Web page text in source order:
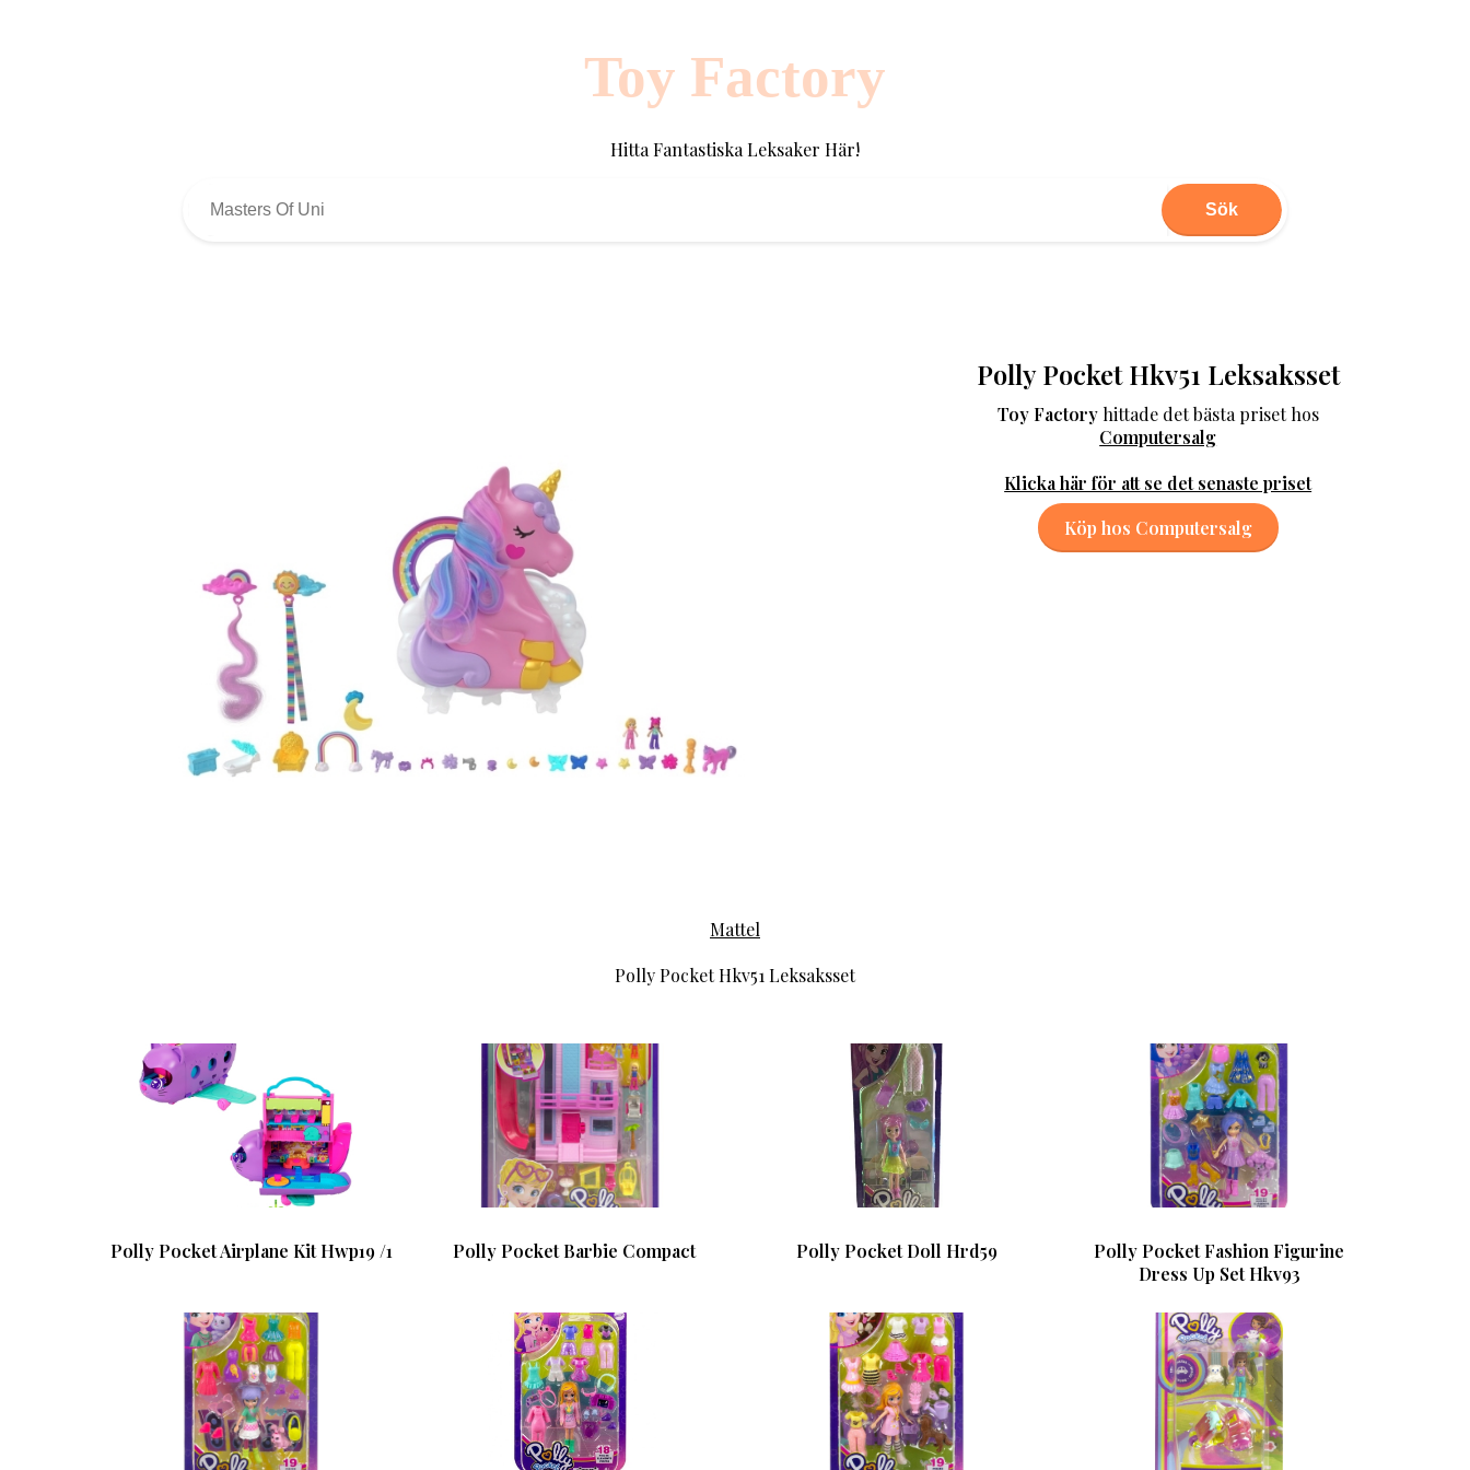
Toy Factory
Hitta Fantastiska Leksaker Här!
Sök
Polly Pocket Hkv51 Leksaksset
Toy Factoryhittade det bästa priset hos
Computersalg
Klicka här för att se det senaste priset
Köp hos Computersalg
Mattel
Polly Pocket Hkv51 Leksaksset
Polly Pocket Airplane Kit Hwp19 /1 Polly Pocket Barbie Compact Polly Pocket Doll Hrd59
Polly Pocket Fashion Figurine
Dress Up Set Hkv93